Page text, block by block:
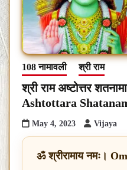
108 नामावली श्री राम
श्री राम अष्टोत्तर
Ashtottara
May 4, 2023 Vijaya
ॐ श्रीरामाय नमः।